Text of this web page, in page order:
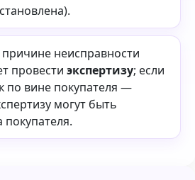
неисправности
провести экспертизу; если
по вине покупателя —
могут быть